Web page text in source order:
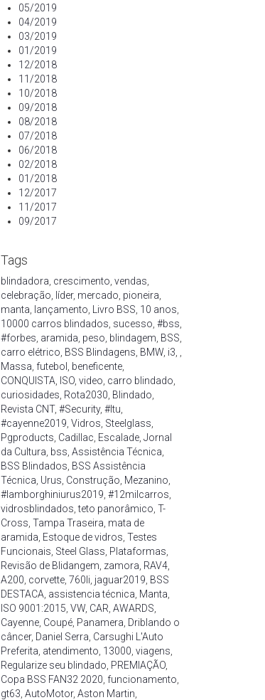
05/2019
04/2019
03/2019
01/2019
12/2018
11/2018
10/2018
09/2018
08/2018
07/2018
06/2018
02/2018
01/2018
12/2017
11/2017
09/2017
Tags
blindadora crescimento vendas
celebração
líder, mercado pioneira
manta
lançamento Livro BSS 10 anos
10000 carros blindados sucesso #bss
#forbes aramida peso blindagem BSS
carro elétrico BSS Blindagens BMW i3
Massa futebol beneficente
CONQUISTA
ISO video carro blindado
curiosidades Rota2030 Blindado
Revista CNT, #Security, #Itu
#cayenne2019 Vidros Steelglass
Pgproducts Cadillac Escalade Jornal
da Cultura bss Assistência Técnica
BSS Blindados BSS Assistência
Técnica Urus Construção Mezanino
#lamborghiniurus2019 #12milcarros
vidrosblindados ,teto panorâmico T-
Cross Tampa Traseira mata de
aramida Estoque de vidros Testes
Funcionais Steel Glass Plataformas
Revisão de Blidangem zamora RAV4
A200 corvette 760li jaguar2019 BSS
DESTACA assistencia técnica Manta
ISO 9001:2015 VW CAR AWARDS
Cayenne Coupé Panamera Driblando o
câncer, Daniel Serra Carsughi L'Auto
Preferita atendimento 13000 viagens
Regularize seu blindado PREMIAÇÃO
Copa BSS FAN32 2020 funcionamento
gt63 AutoMotor, Aston Martin